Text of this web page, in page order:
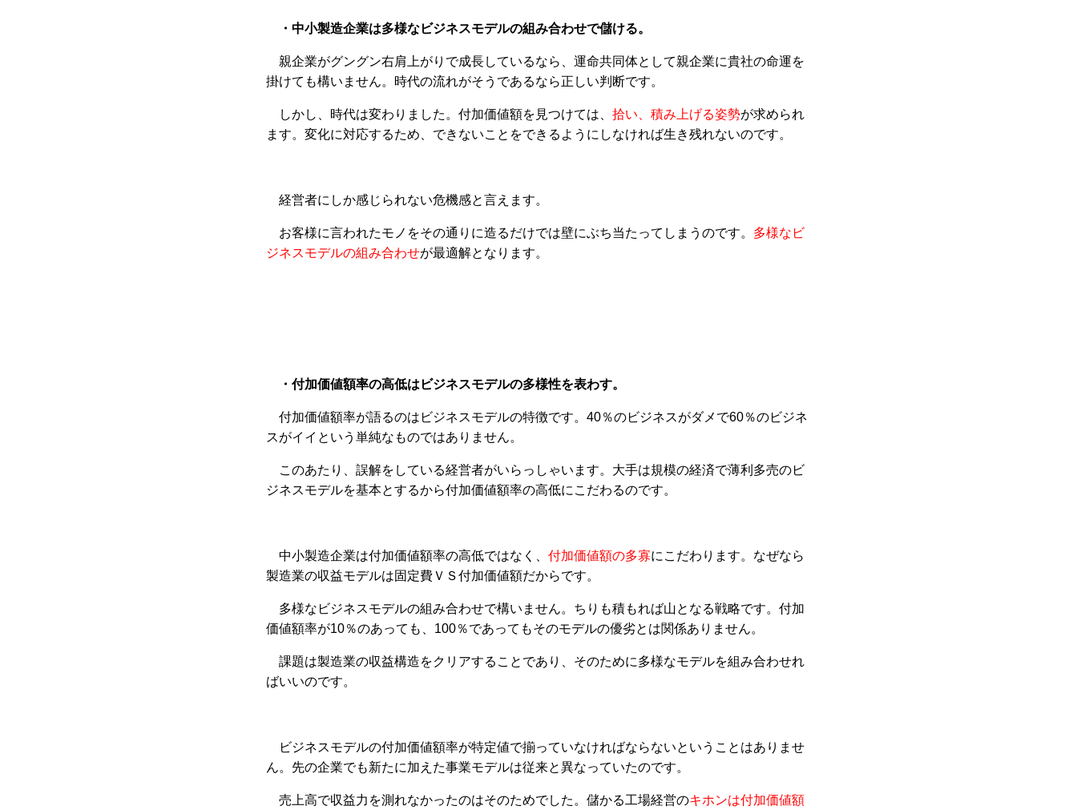
・中小製造企業は多様なビジネスモデルの組み合わせで儲ける。
親企業がグングン右肩上がりで成長しているなら、運命共同体として親企業に貴社の命運を
掛けても構いません。時代の流れがそうであるなら正しい判断です。
しかし、時代は変わりました。付加価値額を見つけては、 拾い、積み上げる姿勢が求められ
ます。変化に対応するため、できないことをできるようにしなければ生き残れないのです。
経営者にしか感じられない危機感と言えます。
お客様に言われたモノをその通りに造るだけでは壁にぶち当たってしまうのです。 多様なビ
ジネスモデルの組み合わせが最適解となります。
・付加価値額率の高低はビジネスモデルの多様性を表わす。
付加価値額率が語るのはビジネスモデルの特徴です。40％のビジネスがダメで60％のビジネ
スがイイという単純なものではありません。
このあたり、誤解をしている経営者がいらっしゃいます。大手は規模の経済で薄利多売のビ
ジネスモデルを基本とするから付加価値額率の高低にこだわるのです。
中小製造企業は付加価値額率の高低ではなく、 付加価値額の多寡にこだわります。なぜなら
製造業の収益モデルは固定費ＶＳ付加価値額だからです。
多様なビジネスモデルの組み合わせで構いません。ちりも積もれば山となる戦略です。付加
価値額率が10％のあっても、100％であってもそのモデルの優劣とは関係ありません。
課題は製造業の収益構造をクリアすることであり、そのために多様なモデルを組み合わせれ
ばいいのです。
ビジネスモデルの付加価値額率が特定値で揃っていなければならないということはありませ
ん。先の企業でも新たに加えた事業モデルは従来と異なっていたのです。
売上高で収益力を測れなかったのはそのためでした。儲かる工場経営のキホンは付加価値額